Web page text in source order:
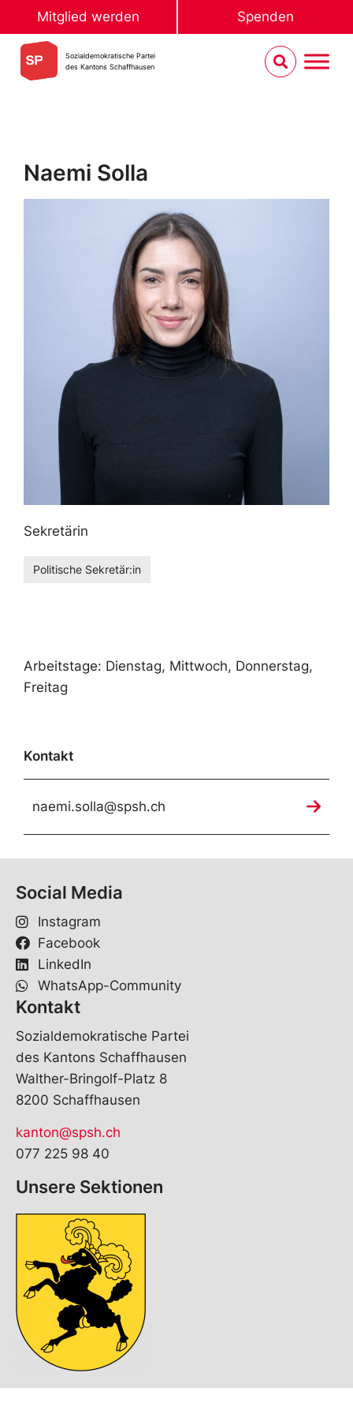
Mitglied werden Spenden
Sozialdemokratische Partei
des Kantons Schaffhausen
Naemi Solla
Sekretärin
Politische Sekretär:in
Arbeitstage: Dienstag, Mittwoch, Donnerstag,
Freitag
Kontakt
naemi.solla@spsh.ch
Social Media
Instagram
Facebook
LinkedIn
WhatsApp-Community
Kontakt
Sozialdemokratische Partei
des Kantons Schaffhausen
Walther-Bringolf-Platz 8
8200 Schaffhausen
kanton@spsh.ch
077 225 98 40
Unsere Sektionen